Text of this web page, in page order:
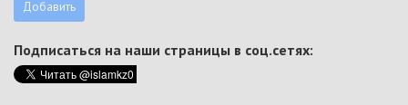
Подписаться на наши страницы в соц.сетях: